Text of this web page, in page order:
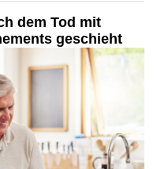
dem Tod mit
geschieht